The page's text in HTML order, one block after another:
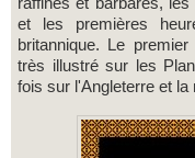
et les premières
britannique. Le
très illustré sur les
fois sur l'Angleterre et la